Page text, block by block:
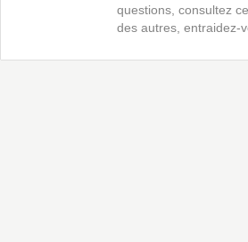
questions, consultez
des autres, entraidez-